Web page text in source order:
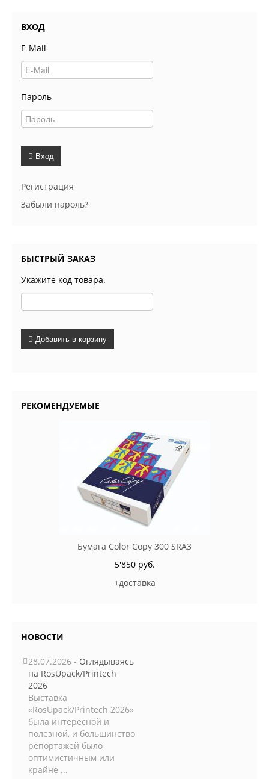
ВХОД
E-Mail
Пароль
Вход
Регистрация
Забыли пароль?
БЫСТРЫЙ ЗАКАЗ
Укажите код товара.
Добавить в корзину
РЕКОМЕНДУЕМЫЕ
Бумага Color Copy 300 SRA3
5'850 руб.
+доставка
НОВОСТИ
28.07.2026 - Оглядываясь
на RosUpack/Printech
2026
Выставка
«RosUpack/Printech 2026»
была интересной и
полезной, и большинство
репортажей было
оптимистичным или
крайне ...